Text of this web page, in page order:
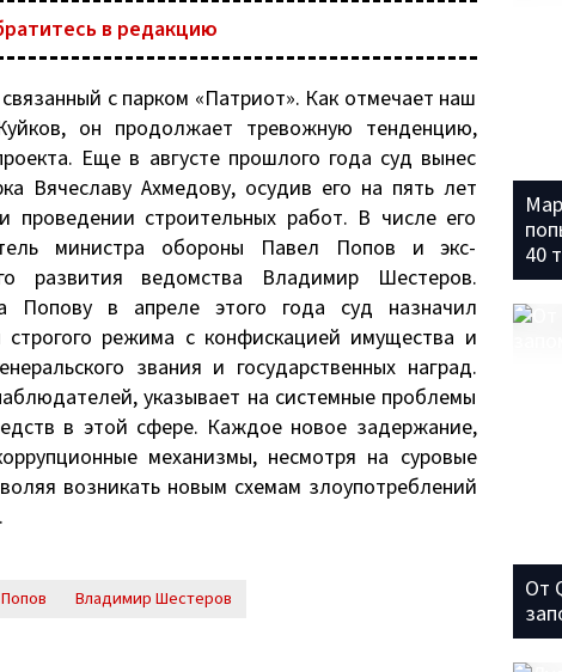
с парком «Патриот». Как отмечает наш
он продолжает тревожную тенденцию,
Еще в августе прошлого года суд вынес
Вячеславу Ахмедову, осудив его на пять лет
строительных работ. В числе его
министра обороны Павел Попов и экс-
развития ведомства Владимир Шестеров.
в апреле этого года суд назначил
режима с конфискацией имущества и
звания и государственных наград.
указывает на системные проблемы
в этой сфере. Каждое новое задержание,
механизмы, несмотря на суровые
возникать новым схемам злоупотреблений
в редакцию
Владимир Шестеров
40
От